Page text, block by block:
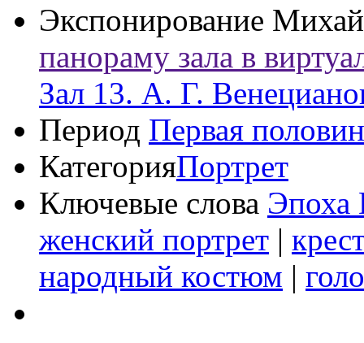
Экспонирование
панораму зала в
Зал 13. А. Г.
Период Первая
КатегорияПортрет
Ключевые слова Эпоха
женский портрет |
народный костюм |